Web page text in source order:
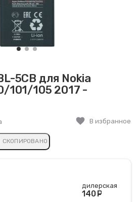
5CB для Nokia
101/105 2017 -
favorite В избранное
СКОПИРОВАНО
дилерская
140